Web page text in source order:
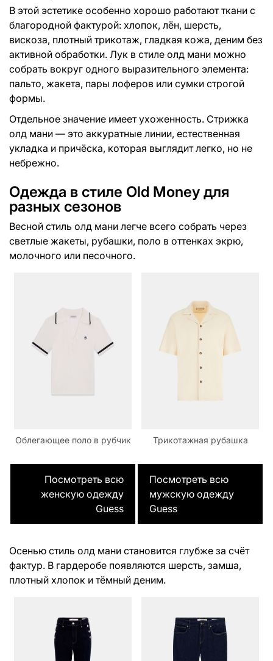
В этой эстетике особенно хорошо работают ткани с
благородной фактурой: хлопок, лён, шерсть,
вискоза, плотный трикотаж, гладкая кожа, деним без
активной обработки. Лук в стиле олд мани можно
собрать вокруг одного выразительного элемента:
пальто, жакета, пары лоферов или сумки строгой
формы.
Отдельное значение имеет ухоженность. Стрижка
олд мани — это аккуратные линии, естественная
укладка и причёска, которая выглядит легко, но не
небрежно.
Одежда в стиле Old Money для
разных сезонов
Весной стиль олд мани легче всего собрать через
светлые жакеты, рубашки, поло в оттенках экрю,
молочного или песочного.
Облегающее поло в рубчик Трикотажная рубашка
Посмотреть всю
женскую одежду
Guess
Посмотреть всю
мужскую одежду
Guess
Осенью стиль олд мани становится глубже за счёт
фактур. В гардеробе появляются шерсть, замша,
плотный хлопок и тёмный деним.